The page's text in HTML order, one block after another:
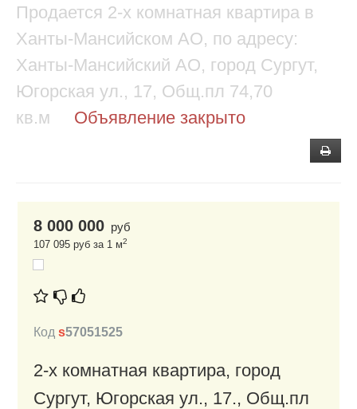
Продается 2-х комнатная квартира в
Ханты-Мансийском АО, по адресу:
Ханты-Мансийский АО, город Сургут,
Югорская ул., 17, Общ.пл 74,70
кв.м
Объявление закрыто
8 000 000 руб
107 095 руб за 1 м2
Код s57051525
2-х комнатная квартира, город
Сургут, Югорская ул., 17., Общ.пл